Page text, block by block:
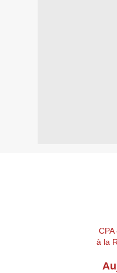
CPA
à la